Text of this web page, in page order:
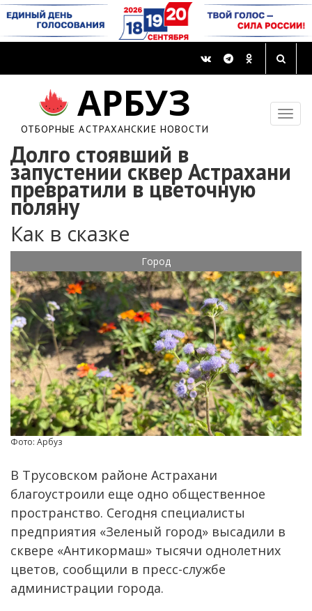
АРБУЗ
ОТБОРНЫЕ АСТРАХАНСКИЕ НОВОСТИ
Долго стоявший в
запустении сквер Астрахани
превратили в цветочную
поляну
Как в сказке
Город
Фото: Арбуз
В Трусовском районе Астрахани
благоустроили еще одно общественное
пространство. Сегодня специалисты
предприятия «Зеленый город» высадили в
сквере «Антикормаш» тысячи однолетних
цветов, сообщили в пресс-службе
администрации города.